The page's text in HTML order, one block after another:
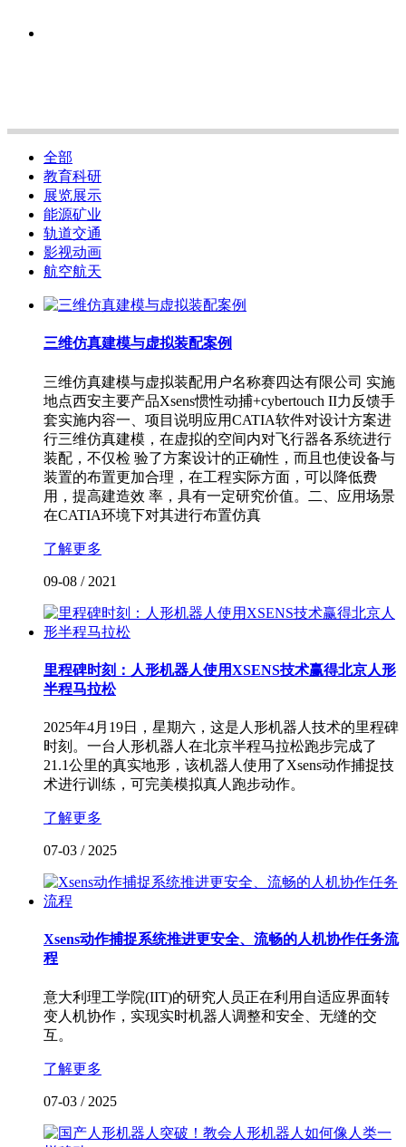
全部
教育科研
展览展示
能源矿业
轨道交通
影视动画
航空航天
三维仿真建模与虚拟装配案例
三维仿真建模与虚拟装配用户名称赛四达有限公司 实施
地点西安主要产品Xsens惯性动捕+cybertouch II力反馈手
套实施内容一、项目说明应用CATIA软件对设计方案进
行三维仿真建模，在虚拟的空间内对飞行器各系统进行
装配，不仅检 验了方案设计的正确性，而且也使设备与
装置的布置更加合理，在工程实际方面，可以降低费
用，提高建造效 率，具有一定研究价值。二、应用场景
在CATIA环境下对其进行布置仿真
了解更多
09-08 / 2021
里程碑时刻：人形机器人使用XSENS技术赢得北京人形
半程马拉松
2025年4月19日，星期六，这是人形机器人技术的里程碑
时刻。一台人形机器人在北京半程马拉松跑步完成了
21.1公里的真实地形，该机器人使用了Xsens动作捕捉技
术进行训练，可完美模拟真人跑步动作。
了解更多
07-03 / 2025
Xsens动作捕捉系统推进更安全、流畅的人机协作任务流
程
意大利理工学院(IIT)的研究人员正在利用自适应界面转
变人机协作，实现实时机器人调整和安全、无缝的交
互。
了解更多
07-03 / 2025